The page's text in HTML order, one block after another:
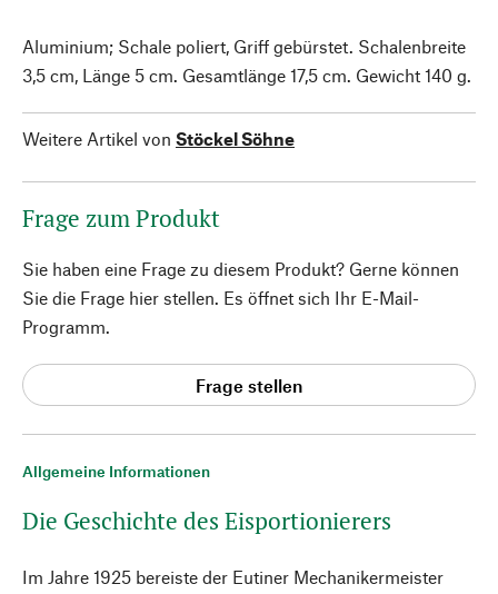
Allgemeine Informationen
Die Geschichte des Eisportionierers
Im Jahre 1925 bereiste der Eutiner Mechanikermeister
Aluminium; Schale poliert, Griff gebürstet. Schalenbreite
3,5 cm, Länge 5 cm. Gesamtlänge 17,5 cm. Gewicht 140 g.
Weitere Artikel von Stöckel Söhne
Frage zum Produkt
Sie haben eine Frage zu diesem Produkt? Gerne können
Sie die Frage hier stellen. Es öffnet sich Ihr E-Mail-
Programm.
Frage stellen